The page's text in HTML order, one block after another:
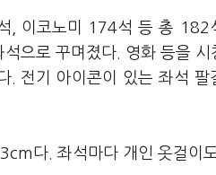
, 이코노미 174석 등 총 182
으로 꾸며졌다. 영화 등을
. 전기 아이콘이 있는 좌석
다. 좌석마다 개인 옷걸이